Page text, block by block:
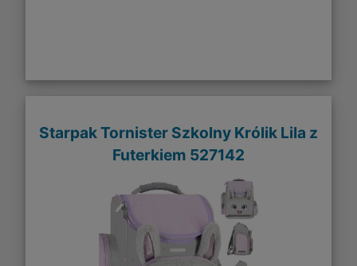
Starpak Tornister Szkolny Królik Lila z
Futerkiem 527142